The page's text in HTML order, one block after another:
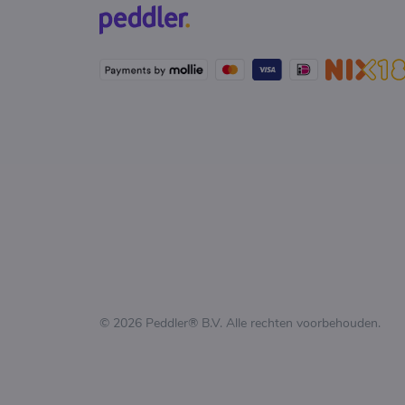
© 2026 Peddler® B.V. Alle rechten voorbehouden.